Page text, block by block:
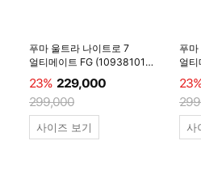
푸마 울트라 나이트로 7
얼티메이트 FG (10938101)
전용쌕/주걱/양말 #
23% 229,000
299,000
사이즈 보기
푸
얼
전
사